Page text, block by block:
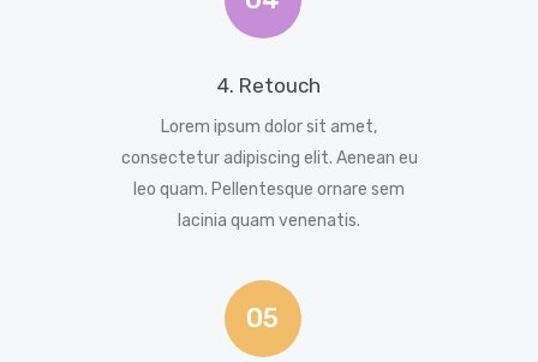
4. Retouch
Lorem ipsum dolor sit amet,
consectetur adipiscing elit. Aenean eu
leo quam. Pellentesque ornare sem
lacinia quam venenatis.
05